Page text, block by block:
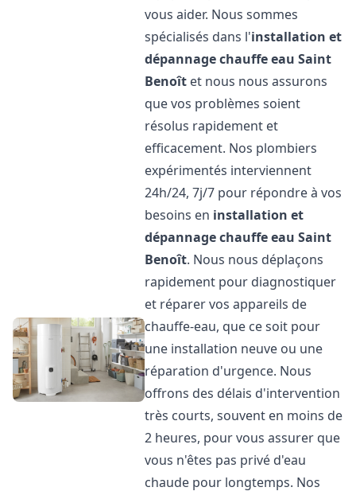
vous aider. Nous sommes
spécialisés dans l'installation et
dépannage chauffe eau Saint
Benoît et nous nous assurons
que vos problèmes soient
résolus rapidement et
efficacement. Nos plombiers
expérimentés interviennent
24h/24, 7j/7 pour répondre à vos
besoins en installation et
dépannage chauffe eau Saint
Benoît. Nous nous déplaçons
rapidement pour diagnostiquer
et réparer vos appareils de
chauffe-eau, que ce soit pour
une installation neuve ou une
réparation d'urgence. Nous
offrons des délais d'intervention
très courts, souvent en moins de
2 heures, pour vous assurer que
vous n'êtes pas privé d'eau
chaude pour longtemps. Nos